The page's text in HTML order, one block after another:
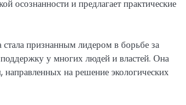
осознанности и предлагает практические
признанным лидером в борьбе за
у многих людей и властей. Она
на решение экологических